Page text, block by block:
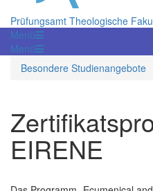
Prüfungsamt Theologische
Menü
Menü
Besondere Studienangebote
EIRENE